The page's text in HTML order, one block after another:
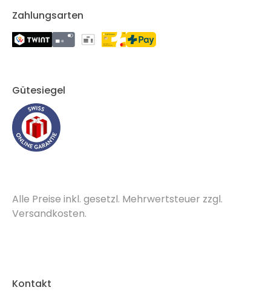
Zahlungsarten
Gütesiegel
Alle Preise inkl. gesetzl. Mehrwertsteuer zzgl.
Versandkosten.
Kontakt